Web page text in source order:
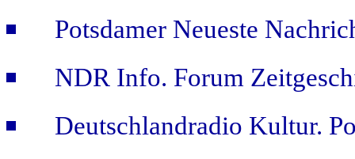
Potsdamer Neueste
NDR Info. Forum
Deutschlandradio Kultur.